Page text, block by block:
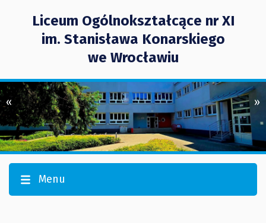
Liceum Ogólnokształcące nr XI
im. Stanisława Konarskiego
we Wrocławiu
« »
Menu